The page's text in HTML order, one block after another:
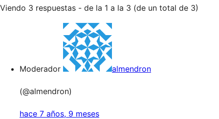
Viendo 3 respuestas - de la 1 a la 3 (de un total de 3)
Moderador almendron
(@almendron)
hace 7 años, 9 meses